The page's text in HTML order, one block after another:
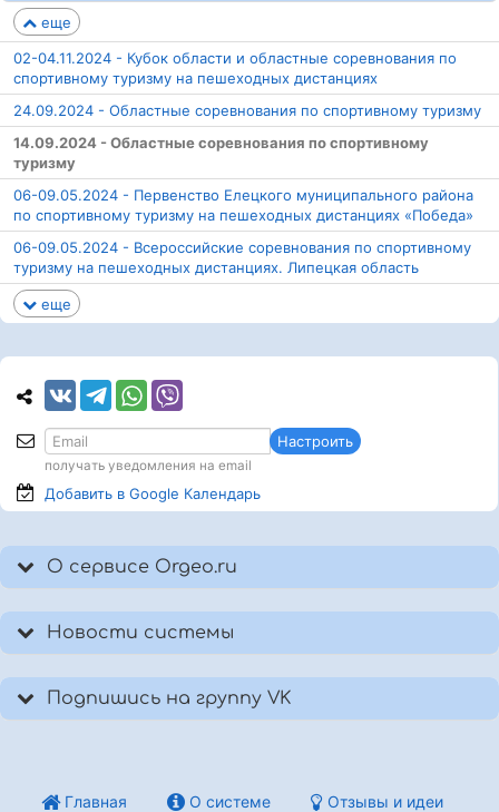
еще
02-04.11.2024 - Кубок области и областные соревнования по
спортивному туризму на пешеходных дистанциях
24.09.2024 - Областные соревнования по спортивному туризму
14.09.2024 - Областные соревнования по спортивному
туризму
06-09.05.2024 - Первенство Елецкого муниципального района
по спортивному туризму на пешеходных дистанциях «Победа»
06-09.05.2024 - Всероссийские соревнования по спортивному
туризму на пешеходных дистанциях. Липецкая область
еще
Настроить
получать уведомления на email
Добавить в Google Календарь
О сервисе Orgeo.ru
Новости системы
Подпишись на группу VK
Главная О системе Отзывы и идеи